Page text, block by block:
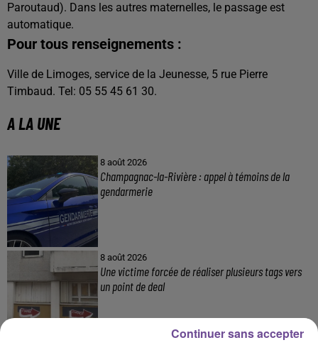
Paroutaud). Dans les autres maternelles, le passage est
automatique.
Pour tous renseignements :
Ville de Limoges, service de la Jeunesse, 5 rue Pierre
Timbaud. Tel: 05 55 45 61 30.
A LA UNE
8 août 2026
Champagnac-la-Rivière : appel à témoins de la
gendarmerie
8 août 2026
Une victime forcée de réaliser plusieurs tags vers
un point de deal
Continuer sans accepter